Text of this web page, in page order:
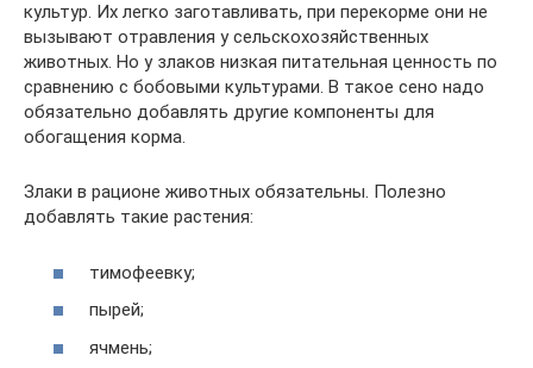
культур. Их легко заготавливать, при перекорме они не
вызывают отравления у сельскохозяйственных
животных. Но у злаков низкая питательная ценность по
сравнению с бобовыми культурами. В такое сено надо
обязательно добавлять другие компоненты для
обогащения корма.
Злаки в рационе животных обязательны. Полезно
добавлять такие растения:
тимофеевку;
пырей;
ячмень;